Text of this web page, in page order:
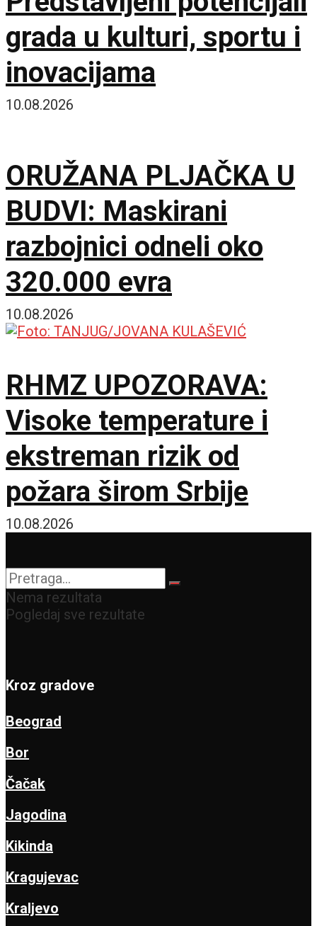
grada u kulturi, sportu i
inovacijama
10.08.2026
ORUŽANA PLJAČKA U
BUDVI: Maskirani
razbojnici odneli oko
320.000 evra
10.08.2026
RHMZ UPOZORAVA:
Visoke temperature i
ekstreman rizik od
požara širom Srbije
10.08.2026
Nema rezultata
Pogledaj sve rezultate
Kroz gradove
Beograd
Bor
Čačak
Jagodina
Kikinda
Kragujevac
Kraljevo